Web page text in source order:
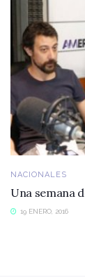
NACIONALES
Una semana
19 ENERO, 2016